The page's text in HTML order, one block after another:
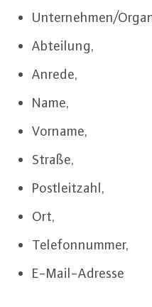
Un­ter­neh­men/
Abteilung,
Anrede,
Name,
Vorname,
Straße,
Post­leit­zahl,
Ort,
Te­le­fon­num­mer,
E-Mail-Adres­se